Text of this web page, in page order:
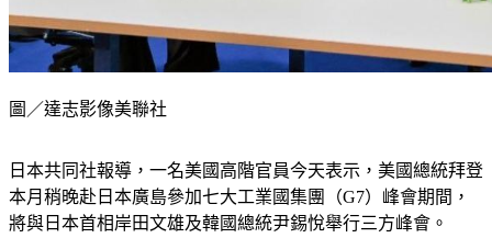
圖／達志影像美聯社
日本共同社報導，一名美國高階官員今天表示，美國總統拜登
本月稍晚赴日本廣島參加七大工業國集團（G7）峰會期間，
將與日本首相岸田文雄及韓國總統尹錫悅舉行三方峰會。